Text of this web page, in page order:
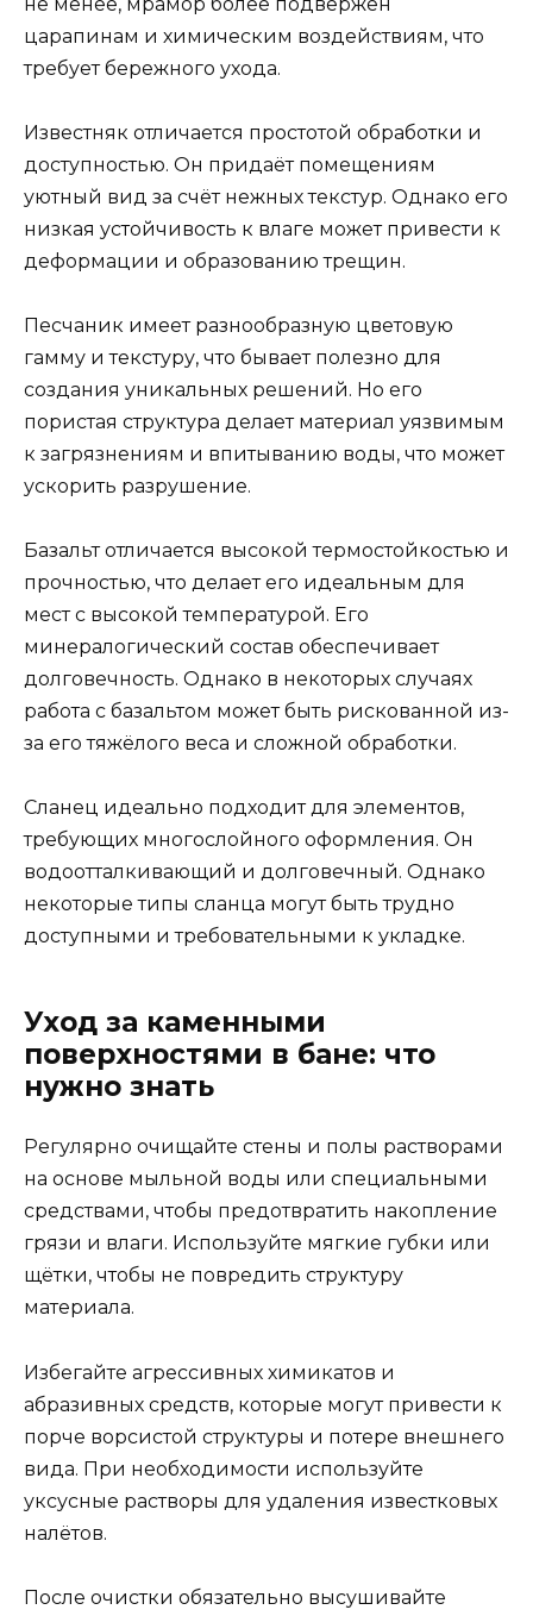
царапинам и химическим воздействиям, что
требует бережного ухода.
Известняк отличается простотой обработки и
доступностью. Он придаёт помещениям
уютный вид за счёт нежных текстур. Однако его
низкая устойчивость к влаге может привести к
деформации и образованию трещин.
Песчаник имеет разнообразную цветовую
гамму и текстуру, что бывает полезно для
создания уникальных решений. Но его
пористая структура делает материал уязвимым
к загрязнениям и впитыванию воды, что может
ускорить разрушение.
Базальт отличается высокой термостойкостью и
прочностью, что делает его идеальным для
мест с высокой температурой. Его
минералогический состав обеспечивает
долговечность. Однако в некоторых случаях
работа с базальтом может быть рискованной из-
за его тяжёлого веса и сложной обработки.
Сланец идеально подходит для элементов,
требующих многослойного оформления. Он
водоотталкивающий и долговечный. Однако
некоторые типы сланца могут быть трудно
доступными и требовательными к укладке.
Уход за каменными
поверхностями в бане: что
нужно знать
Регулярно очищайте стены и полы растворами
на основе мыльной воды или специальными
средствами, чтобы предотвратить накопление
грязи и влаги. Используйте мягкие губки или
щётки, чтобы не повредить структуру
материала.
Избегайте агрессивных химикатов и
абразивных средств, которые могут привести к
порче ворсистой структуры и потере внешнего
вида. При необходимости используйте
уксусные растворы для удаления известковых
налётов.
После очистки обязательно высушивайте